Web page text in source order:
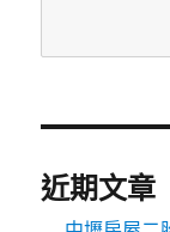
近期文章